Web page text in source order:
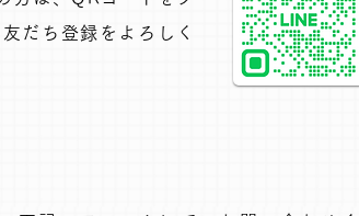
だち登録をよろしく